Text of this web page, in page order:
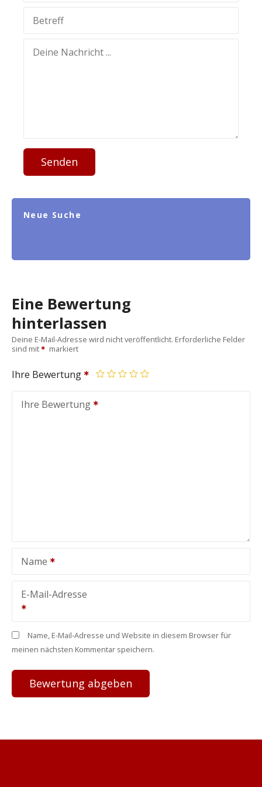
Senden
Neue Suche
Eine Bewertung
hinterlassen
Deine E-Mail-Adresse wird nicht veröffentlicht. Erforderliche Felder
sind mit
markiert
Ihre Bewertung
Ihre Bewertung
Name
E-Mail-Adresse
Name, E-Mail-Adresse und Website in diesem Browser für
meinen nächsten Kommentar speichern.